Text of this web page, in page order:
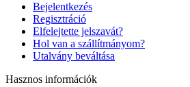
Bejelentkezés
Regisztráció
Elfelejtette jelszavát?
Hol van a szállítmányom?
Utalvány beváltása
Hasznos információk